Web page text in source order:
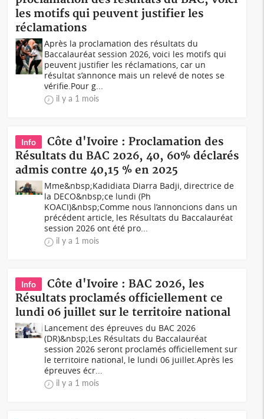
les motifs qui peuvent justifier les
réclamations
Après la proclamation des résultats du
Baccalauréat session 2026, voici les motifs qui
peuvent justifier les réclamations, car un
résultat s’annonce mais un relevé de notes se
vérifie.Pour g...
il y a 1 mois
Info
Côte d'Ivoire : Proclamation des
Résultats du BAC 2026, 40, 60% déclarés
admis contre 40,15 % en 2025
Mme&nbsp;Kadidiata Diarra Badji, directrice de
la DECO&nbsp;ce lundi (Ph
KOACI)&nbsp;Comme nous l’annoncions dans un
précédent article, les Résultats du Baccalauréat
session 2026 ont été pro...
il y a 1 mois
Info
Côte d'Ivoire : BAC 2026, les
Résultats proclamés officiellement ce
lundi 06 juillet sur le territoire national
Lancement des épreuves du BAC 2026
(DR)&nbsp;Les Résultats du Baccalauréat
session 2026 seront proclamés officiellement sur
le territoire national, le lundi 06 juillet.Après les
épreuves écr...
il y a 1 mois